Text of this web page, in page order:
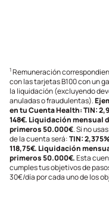
1Remuneración
con las tarjetas B100 con un
la liquidación (excluyendo
anuladas o fraudulentas).
en tu Cuenta Health: TIN:
148€. Liquidación mensual
primeros 50.000€. Si no
de la cuenta será:TIN:
118,75€. Liquidación
primeros 50.000€.Esta
cumples tus objetivos de
30€/día por cada uno de los